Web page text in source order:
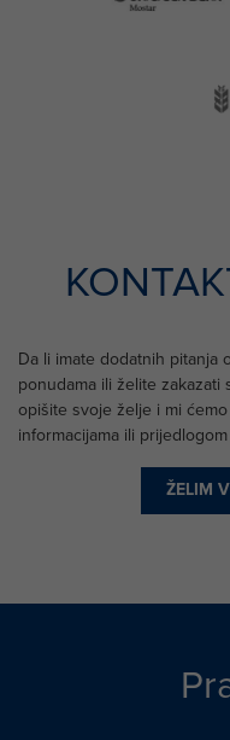
Da li imate dodatnih pitanja
ponudama ili želite zakazati
opišite svoje želje i mi
informacijama ili
ŽELIM